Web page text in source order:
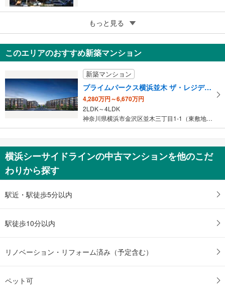
成約でもらえる
星和平塚宝町ハイツ
1,980万円
1LDK＋S
もっと見る
このエリアのおすすめ新築マンション
新築マンション
プライムパークス横浜並木 ザ・レジデンス
4,280万円～6,670万円
2LDK～4LDK
神奈川県横浜市金沢区並木三丁目1-1（東敷地）、2-1他（西敷地…
横浜シーサイドラインの中古マンションを他のこだ
わりから探す
駅近・駅徒歩5分以内
駅徒歩10分以内
リノベーション・リフォーム済み（予定含む）
ペット可